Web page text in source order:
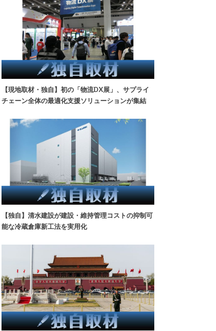
【現地取材・独自】初の「物流DX展」、サプライ
チェーン全体の最適化支援ソリューションが集結
【独自】清水建設が建設・維持管理コストの抑制可
能な冷蔵倉庫新工法を実用化